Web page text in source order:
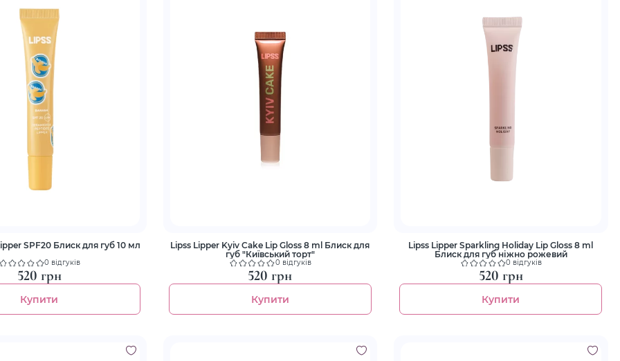
SPF20 Блиск для губ 10 мл
0 відгуків
520 грн
Купити
Lipss Lipper Kyiv Cake Lip Gloss 8 ml Блиск для
губ "Київський торт"
0 відгуків
520 грн
Купити
Lipss Lipper Sparkling Holiday Lip Gloss 8 ml
Блиск для губ ніжно рожевий
0 відгуків
520 грн
Купити